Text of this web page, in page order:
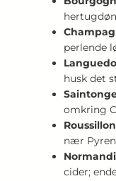
perlende
husk det
omkring
Roussillon
nær
cider;